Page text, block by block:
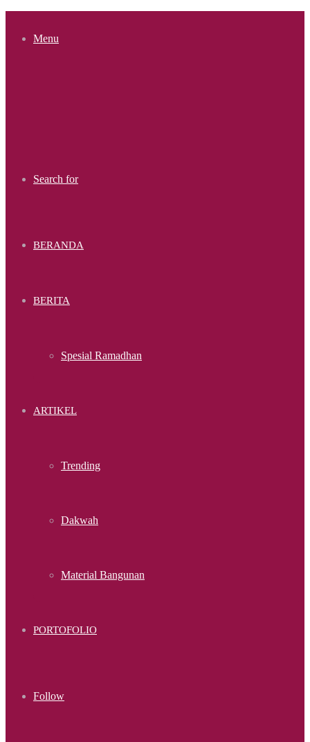
Menu
Search for
BERANDA
BERITA
Spesial Ramadhan
ARTIKEL
Trending
Dakwah
Material Bangunan
PORTOFOLIO
Follow